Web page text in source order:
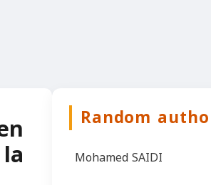
Random
Mohamed SAIDI